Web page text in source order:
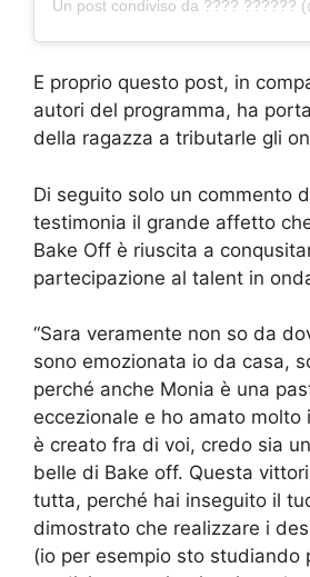
E proprio questo post, in
autori del programma, ha
della ragazza a tributarle gli
Di seguito solo un commento
testimonia il grande affetto
Bake Off è riuscita a
partecipazione al talent in
“Sara veramente non so da
sono emozionata io da casa,
perché anche Monia è una
eccezionale e ho amato molto
è creato fra di voi, credo sia
belle di Bake off. Questa
tutta, perché hai inseguito il
dimostrato che realizzare i
(io per esempio sto studiando